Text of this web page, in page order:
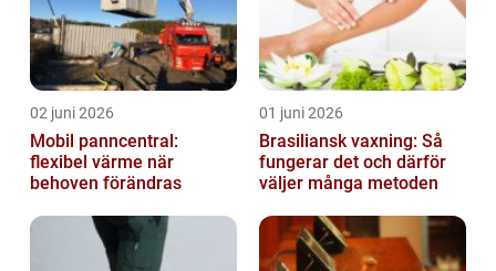
02 juni 2026
Mobil panncentral:
flexibel värme när
behoven förändras
01 juni 2026
Brasiliansk vaxning: Så
fungerar det och därför
väljer många metoden